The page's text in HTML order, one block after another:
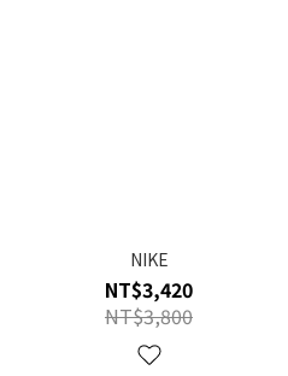
NIKE
NT$3,420
NT$3,800